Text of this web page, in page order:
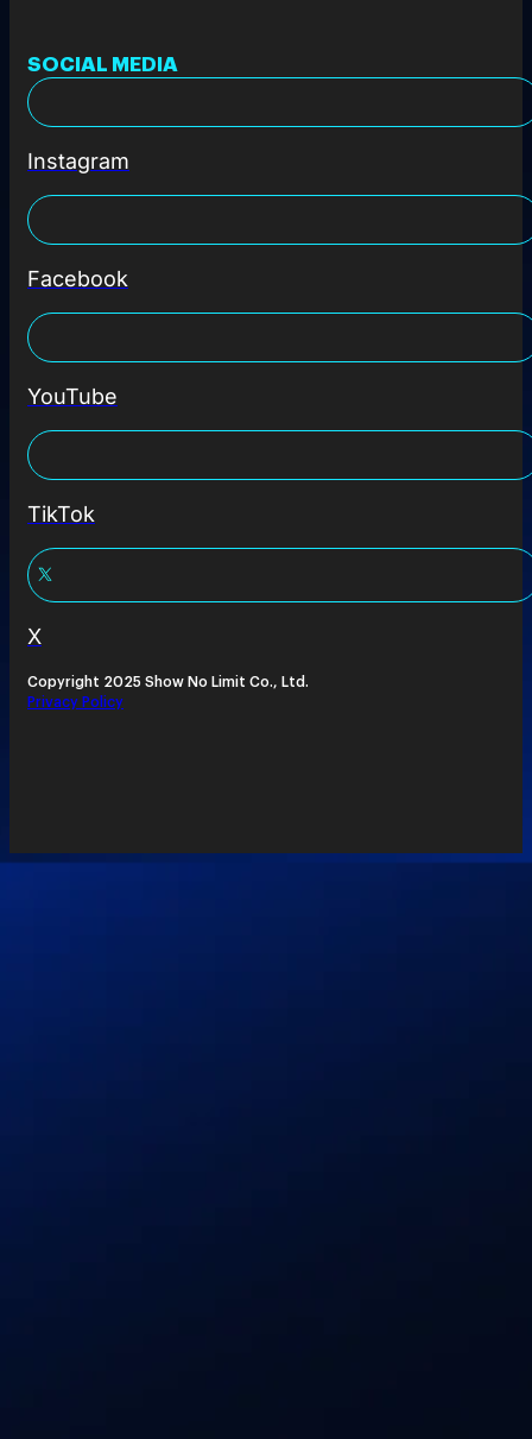
SOCIAL MEDIA
Instagram
Facebook
YouTube
TikTok
X
Copyright 2025 Show No Limit Co., Ltd.
Privacy Policy